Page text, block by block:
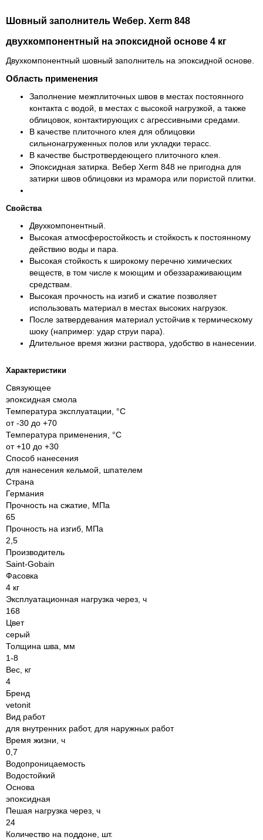
Шовный заполнитель Wебер. Xerm 848
двухкомпонентный на эпоксидной основе 4 кг
Двухкомпонентный шовный заполнитель на эпоксидной основе.
Область применения
Заполнение межплиточных швов в местах постоянного
контакта с водой, в местах с высокой нагрузкой, а также
облицовок, контактирующих с агрессивными средами.
В качестве плиточного клея для облицовки
сильнонагруженных полов или укладки терасc.
В качестве быстротвердеющего плиточного клея.
Эпоксидная затирка. Вебер Xerm 848 не пригодна для
затирки швов облицовки из мрамора или пористой плитки.
Свойства
Двухкомпонентный.
Высокая атмосферостойкость и стойкость к постоянному
действию воды и пара.
Высокая стойкость к широкому перечню химических
веществ, в том числе к моющим и обеззараживающим
средствам.
Высокая прочность на изгиб и сжатие позволяет
использовать материал в местах высоких нагрузок.
После затвердевания материал устойчив к термическому
шоку (например: удар струи пара).
Длительное время жизни раствора, удобство в нанесении.
Характеристики
Связующее
эпоксидная смола
Температура эксплуатации, °С
от -30 до +70
Температура применения, °С
от +10 до +30
Способ нанесения
для нанесения кельмой, шпателем
Страна
Германия
Прочность на сжатие, МПа
65
Прочность на изгиб, МПа
2,5
Производитель
Saint-Gobain
Фасовка
4 кг
Эксплуатационная нагрузка через, ч
168
Цвет
серый
Толщина шва, мм
1-8
Вес, кг
4
Бренд
vetonit
Вид работ
для внутренних работ, для наружных работ
Время жизни, ч
0,7
Водопроницаемость
Водостойкий
Основа
эпоксидная
Пешая нагрузка через, ч
24
Количество на поддоне, шт.